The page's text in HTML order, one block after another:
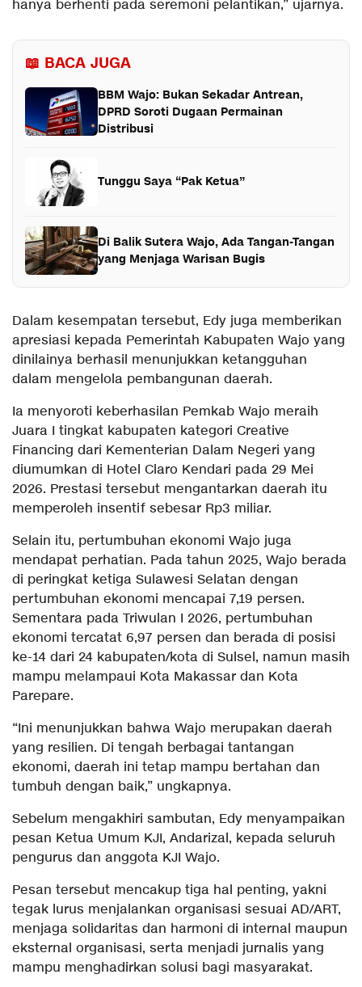
hanya berhenti pada seremoni pelantikan,” ujarnya.
📖 BACA JUGA
BBM Wajo: Bukan Sekadar Antrean,
DPRD Soroti Dugaan Permainan
Distribusi
Tunggu Saya “Pak Ketua”
Di Balik Sutera Wajo, Ada Tangan-Tangan
yang Menjaga Warisan Bugis
Dalam kesempatan tersebut, Edy juga memberikan
apresiasi kepada Pemerintah Kabupaten Wajo yang
dinilainya berhasil menunjukkan ketangguhan
dalam mengelola pembangunan daerah.
Ia menyoroti keberhasilan Pemkab Wajo meraih
Juara I tingkat kabupaten kategori Creative
Financing dari Kementerian Dalam Negeri yang
diumumkan di Hotel Claro Kendari pada 29 Mei
2026. Prestasi tersebut mengantarkan daerah itu
memperoleh insentif sebesar Rp3 miliar.
Selain itu, pertumbuhan ekonomi Wajo juga
mendapat perhatian. Pada tahun 2025, Wajo berada
di peringkat ketiga Sulawesi Selatan dengan
pertumbuhan ekonomi mencapai 7,19 persen.
Sementara pada Triwulan I 2026, pertumbuhan
ekonomi tercatat 6,97 persen dan berada di posisi
ke-14 dari 24 kabupaten/kota di Sulsel, namun masih
mampu melampaui Kota Makassar dan Kota
Parepare.
“Ini menunjukkan bahwa Wajo merupakan daerah
yang resilien. Di tengah berbagai tantangan
ekonomi, daerah ini tetap mampu bertahan dan
tumbuh dengan baik,” ungkapnya.
Sebelum mengakhiri sambutan, Edy menyampaikan
pesan Ketua Umum KJI, Andarizal, kepada seluruh
pengurus dan anggota KJI Wajo.
Pesan tersebut mencakup tiga hal penting, yakni
tegak lurus menjalankan organisasi sesuai AD/ART,
menjaga solidaritas dan harmoni di internal maupun
eksternal organisasi, serta menjadi jurnalis yang
mampu menghadirkan solusi bagi masyarakat.